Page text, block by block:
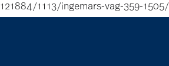
121884/1113/ingemars-vag-359-1505/